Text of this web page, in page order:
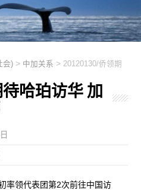
会) > 中加关系 > 20120130/侨领期
哈珀访华 加
率领代表团第2次前往中国访